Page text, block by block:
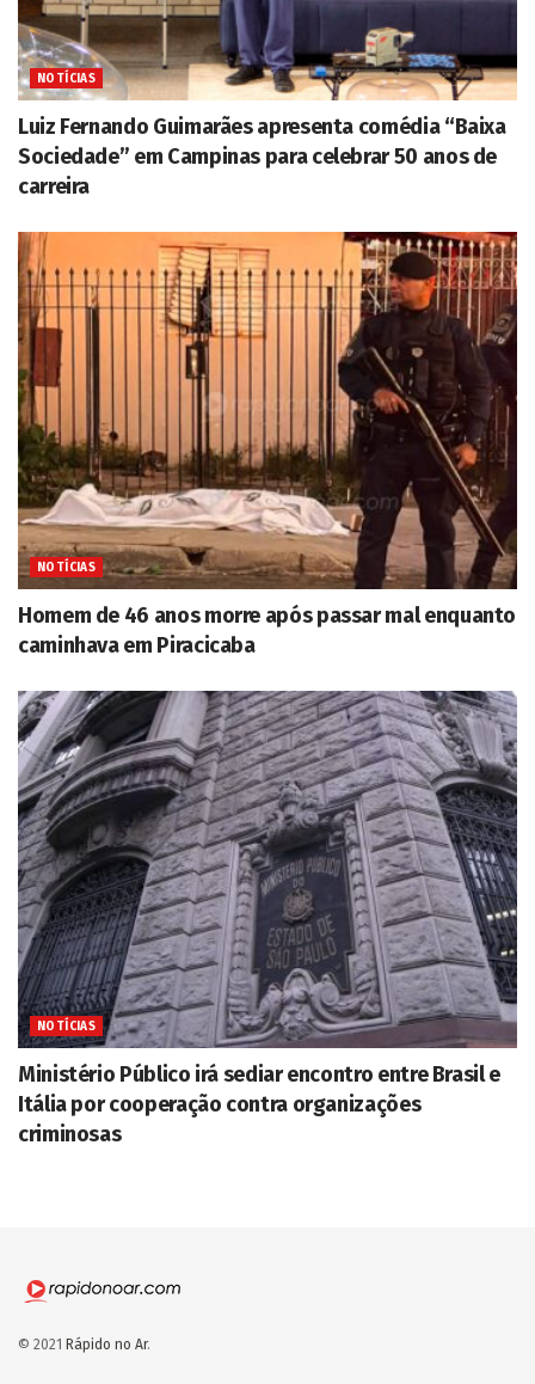
NOTÍCIAS
Luiz Fernando Guimarães apresenta comédia “Baixa
Sociedade” em Campinas para celebrar 50 anos de
carreira
NOTÍCIAS
Homem de 46 anos morre após passar mal enquanto
caminhava em Piracicaba
NOTÍCIAS
Ministério Público irá sediar encontro entre Brasil e
Itália por cooperação contra organizações
criminosas
© 2021 Rápido no Ar.